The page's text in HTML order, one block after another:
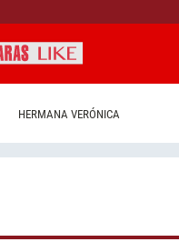
HERMANA VERÓNICA